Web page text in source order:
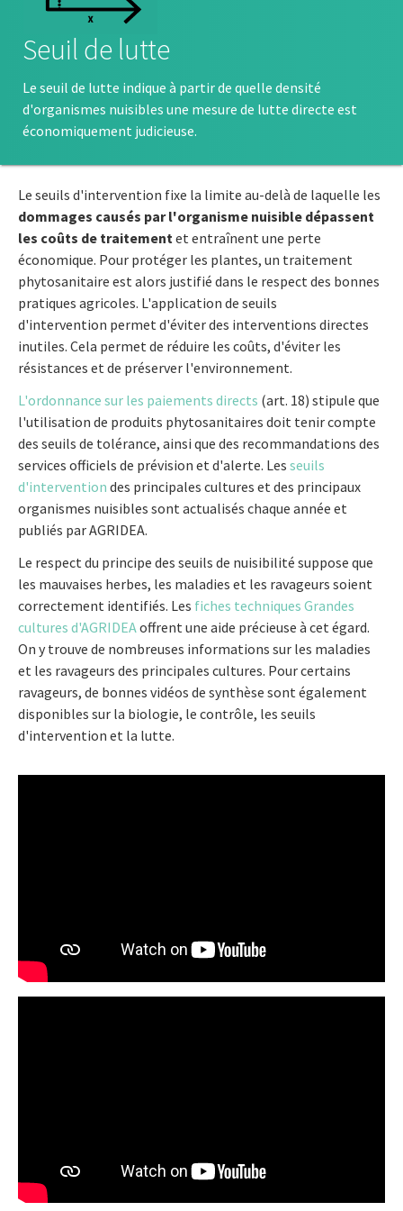
Seuil de lutte
Le seuil de lutte indique à partir de quelle densité
d'organismes nuisibles une mesure de lutte directe est
économiquement judicieuse.
Le seuils d'intervention fixe la limite au-delà de laquelle les
dommages causés par l'organisme nuisible dépassent
les coûts de traitementet entraînent une perte
économique. Pour protéger les plantes, un traitement
phytosanitaire est alors justifié dans le respect des bonnes
pratiques agricoles. L'application de seuils
d'intervention permet d'éviter des interventions directes
inutiles. Cela permet de réduire les coûts, d'éviter les
résistances et de préserver l'environnement.
L'ordonnance sur les paiements directs (art. 18) stipule que
l'utilisation de produits phytosanitaires doit tenir compte
des seuils de tolérance, ainsi que des recommandations des
services officiels de prévision et d'alerte. Les seuils
d'intervention des principales cultures et des principaux
organismes nuisibles sont actualisés chaque année et
publiés par AGRIDEA.
Le respect du principe des seuils de nuisibilité suppose que
les mauvaises herbes, les maladies et les ravageurs soient
correctement identifiés. Les fiches techniques Grandes
cultures d'AGRIDEAoffrent une aide précieuse à cet égard.
On y trouve de nombreuses informations sur les maladies
et les ravageurs des principales cultures. Pour certains
ravageurs, de bonnes vidéos de synthèse sont également
disponibles sur la biologie, le contrôle, les seuils
d'intervention et la lutte.